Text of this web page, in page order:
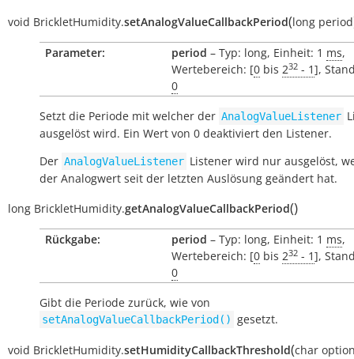
void BrickletHumidity.setAnalogValueCallbackPeriod(long period
Parameter: period – Typ: long, Einheit: 1 ms,
Wertebereich: [0 bis 232 - 1],
0
Setzt die Periode mit welcher der AnalogValueListener
ausgelöst wird. Ein Wert von 0 deaktiviert den Listener.
Der AnalogValueListener Listener wird nur ausgelöst,
der Analogwert seit der letzten Auslösung geändert hat.
long BrickletHumidity.getAnalogValueCallbackPeriod()
Rückgabe: period – Typ: long, Einheit: 1 ms,
Wertebereich: [0 bis 232 - 1],
0
Gibt die Periode zurück, wie von
setAnalogValueCallbackPeriod() gesetzt.
void BrickletHumidity.setHumidityCallbackThreshold(char